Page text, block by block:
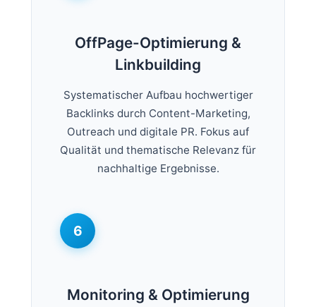
OffPage-Optimierung &
Linkbuilding
Systematischer Aufbau hochwertiger
Backlinks durch Content-Marketing,
Outreach und digitale PR. Fokus auf
Qualität und thematische Relevanz für
nachhaltige Ergebnisse.
6
Monitoring & Optimierung